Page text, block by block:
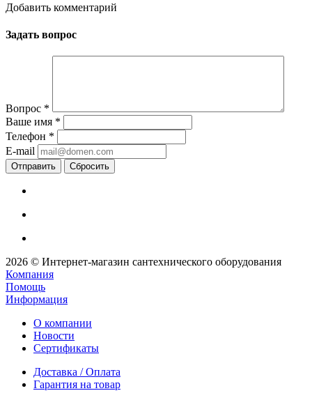
Добавить комментарий
Задать вопрос
Вопрос *
Ваше имя *
Телефон *
E-mail
Сбросить
2026 © Интернет-магазин сантехнического оборудования
Компания
Помощь
Информация
О компании
Новости
Сертификаты
Доставка / Оплата
Гарантия на товар